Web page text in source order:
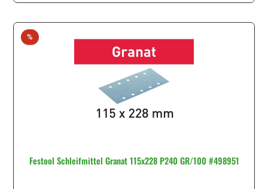
%Rabatt
Festool Schleifmittel Granat 115x228 P240 GR/100 #498951